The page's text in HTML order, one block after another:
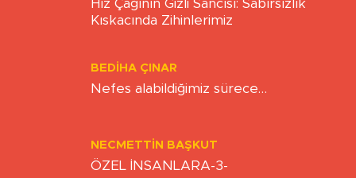
Hız Çağının Gizli Sancısı: Sabırsızlık
Kıskacında Zihinlerimiz
BEDIHA ÇINAR
Nefes alabildiğimiz sürece…
NECMETTIN BAŞKUT
ÖZEL İNSANLARA-3-